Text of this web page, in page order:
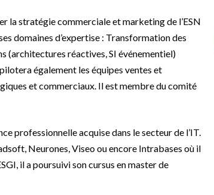
la stratégie commerciale et marketing de l’ESN
domaines d’expertise : Transformation des
(architectures réactives, SI événementiel)
également les équipes ventes et
et commerciaux. Il est membre du comité
professionnelle acquise dans le secteur de l’IT.
Neurones, Viseo ou encore Intrabases où il
il a poursuivi son cursus en master de